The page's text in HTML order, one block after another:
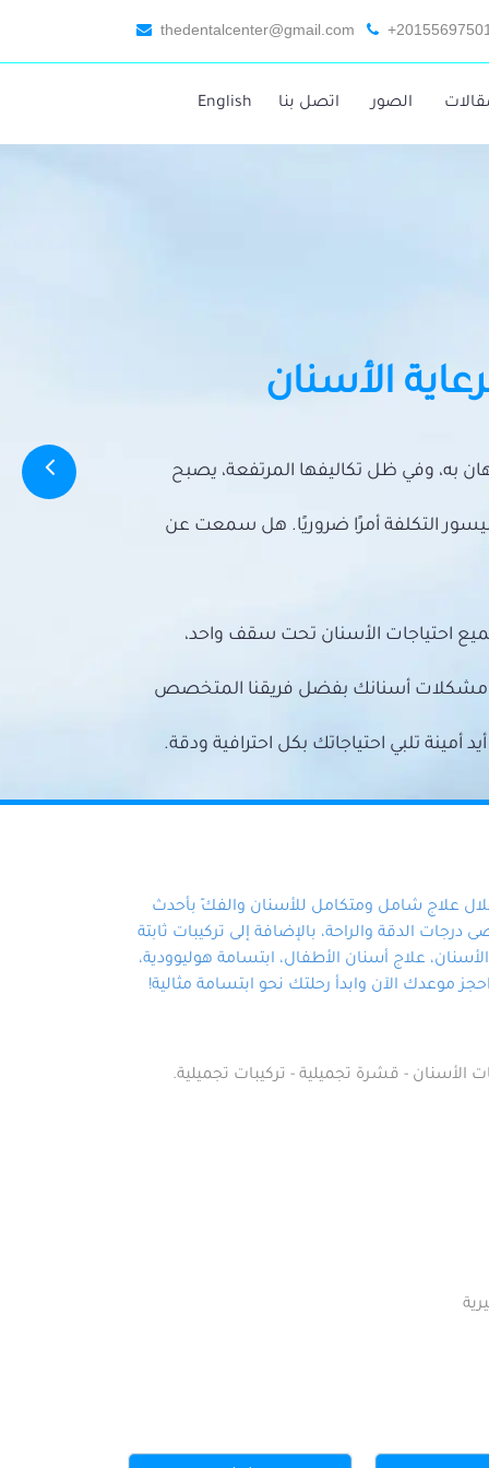
thedentalcenter@gmail.com
الصور اتصل بنا English
الأسنان
به، وفي ظل تكاليفها المرتفعة، يصبح
التكلفة أمرًا ضروريًا. هل سمعت عن
احتياجات الأسنان تحت سقف واحد،
مشكلات أسنانك بفضل فريقنا المتخصص
تلبي احتياجاتك بكل احترافية ودقة.
علاج شامل ومتكامل للأسنان والفكّ بأحدث
الدقة والراحة، بالإضافة إلى تركيبات ثابتة
علاج أسنان الأطفال، ابتسامة هوليوودية،
موعدك الآن وابدأ رحلتك نحو ابتسامة مثالية!
الأسنان - قشرة تجميلية - تركيبات تجميلية.